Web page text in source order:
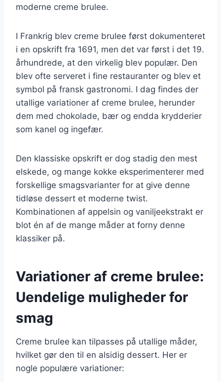
moderne creme brulee.
I Frankrig blev creme brulee først dokumenteret
i en opskrift fra 1691, men det var først i det 19.
århundrede, at den virkelig blev populær. Den
blev ofte serveret i fine restauranter og blev et
symbol på fransk gastronomi. I dag findes der
utallige variationer af creme brulee, herunder
dem med chokolade, bær og endda krydderier
som kanel og ingefær.
Den klassiske opskrift er dog stadig den mest
elskede, og mange kokke eksperimenterer med
forskellige smagsvarianter for at give denne
tidløse dessert et moderne twist.
Kombinationen af appelsin og vaniljeekstrakt er
blot én af de mange måder at forny denne
klassiker på.
Variationer af creme brulee:
Uendelige muligheder for
smag
Creme brulee kan tilpasses på utallige måder,
hvilket gør den til en alsidig dessert. Her er
nogle populære variationer: